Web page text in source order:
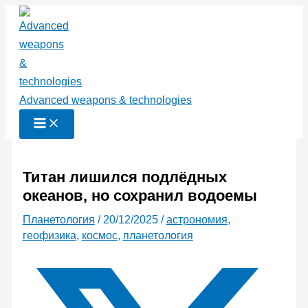
Перейти
содержимому
Advanced weapons & technologies
Титан лишился подлёдных
океанов, но сохранил водоемы
Планетология / 20/12/2025 /астрономия,
геофизика, космос, планетология